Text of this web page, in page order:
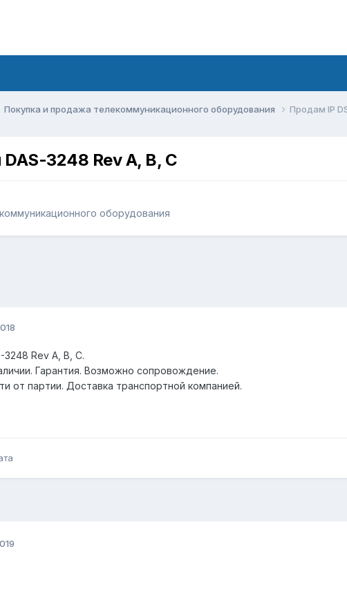
Покупка и продажа телекоммуникационного оборудования Продам IP
3248 Rev A, B, С
оборудования
3248 Rev A, B, С.
Гарантия. Возможно сопровождение.
от партии. Доставка транспортной компанией.